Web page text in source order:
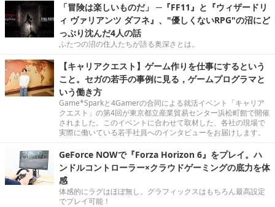
「冒険は楽しいものだ」 ─『FF11』と『ウィザードリ
ィ ヴァリアンツ ダフネ』、"優しくないRPG"の沼にど
っぷり沈んだ4人の話
ふたつの沼の住人たちが語る奥深さとは。
【キャリアクエスト】ゲーム作りを仕事にするという
こと。セガの若手の事例に見る，ゲームプログラマと
いう働き方
Game*Sparkと4Gamerの合同による就活イベント「キャリア
クエスト」の第4回が東京都立産業貿易センター浜松町館で開催
されました。このイベントに合わせて取材した、各社の現場で
実際に働いている若手社員へのインタビューをお届けします。
GeForce NOWで『Forza Horizon 6』をプレイ。ハ
ンドルコントローラー×クラウドゲーミングの底力を体
感
体感的にラグはほぼ無し。グラフィックスはもちろん最高設定
でプレイ可能！